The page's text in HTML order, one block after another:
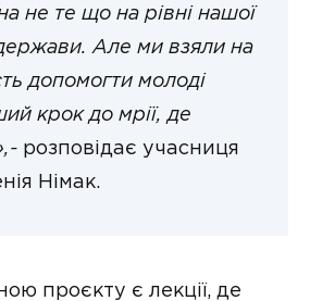
не те що на рівні нашої
Але ми взяли на
допомогти молоді
крок до мрії, де
розповідає учасниця
Німак.
проєкту є лекції, де